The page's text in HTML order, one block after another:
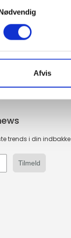
Afvis
trends i din indbakke
Tilmeld